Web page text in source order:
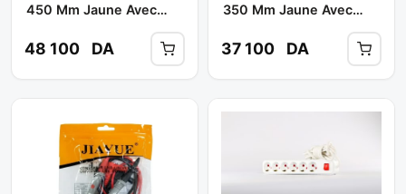
450 Mm Jaune Avec
48 100 DA
350 Mm Jaune Avec
37 100 DA